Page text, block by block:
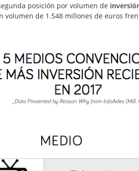
posición por volumen de
volumen de 1.548 millones de euros